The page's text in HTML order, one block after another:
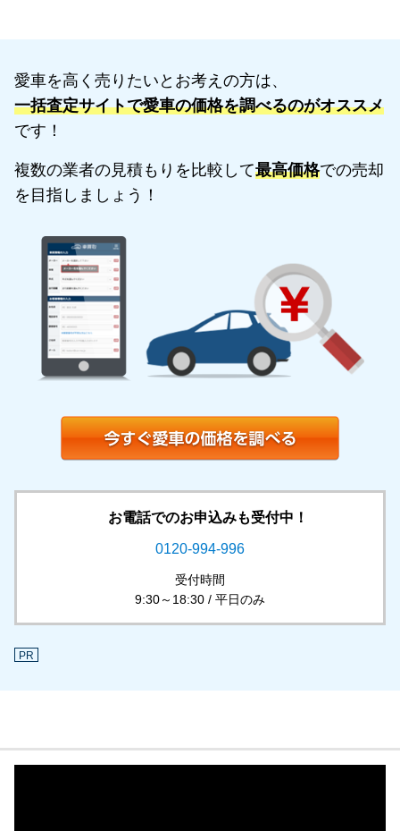
愛車を高く売りたいとお考えの方は、
一括査定サイトで愛車の価格を調べるのがオススメ
です！
複数の業者の見積もりを比較して最高価格での売却
を目指しましょう！
お電話でのお申込みも受付中！
0120-994-996
受付時間
9:30～18:30 / 平日のみ
PR